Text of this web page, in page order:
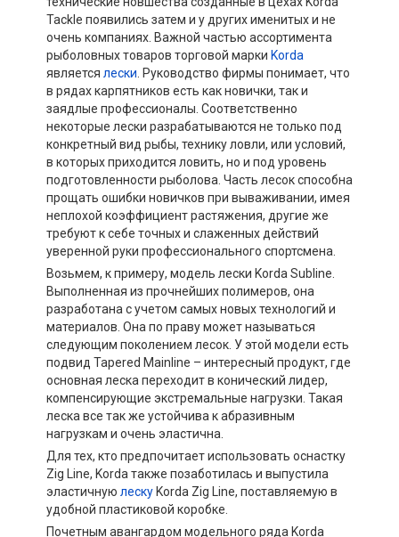
Tackle появились затем и у других именитых и не
очень компаниях. Важной частью ассортимента
рыболовных товаров торговой марки Korda
является лески. Руководство фирмы понимает, что
в рядах карпятников есть как новички, так и
заядлые профессионалы. Соответственно
некоторые лески разрабатываются не только под
конкретный вид рыбы, технику ловли, или условий,
в которых приходится ловить, но и под уровень
подготовленности рыболова. Часть лесок способна
прощать ошибки новичков при вываживании, имея
неплохой коэффициент растяжения, другие же
требуют к себе точных и слаженных действий
уверенной руки профессионального спортсмена.
Возьмем, к примеру, модель лески Korda Subline.
Выполненная из прочнейших полимеров, она
разработана с учетом самых новых технологий и
материалов. Она по праву может называться
следующим поколением лесок. У этой модели есть
подвид Tapered Mainline – интересный продукт, где
основная леска переходит в конический лидер,
компенсирующие экстремальные нагрузки. Такая
леска все так же устойчива к абразивным
нагрузкам и очень эластична.
Для тех, кто предпочитает использовать оснастку
Zig Line, Korda также позаботилась и выпустила
эластичную леску Korda Zig Line, поставляемую в
удобной пластиковой коробке.
Почетным авангардом модельного ряда Korda